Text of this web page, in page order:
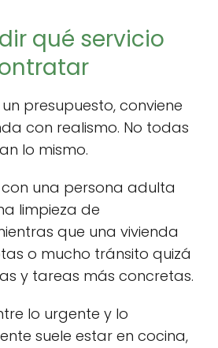
qué servicio
presupuesto, conviene
con realismo. No todas
lo mismo.
una persona adulta
limpieza de
que una vivienda
o mucho tránsito quizá
y tareas más concretas.
lo urgente y lo
suele estar en cocina,